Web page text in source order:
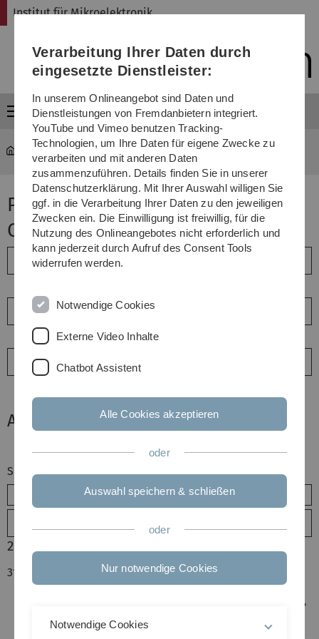
Direkt
Direkt
Direkt
(Sprache,
Drucken,
Media)
Direkt
Direkt
Institut für Mikroelektronik
Menü
... Prof. Dr.-Ing. M. Ortmanns
Publikationen - Prof. Dr.-Ing. M.
Ortmanns
Bücher
Patente
Artikel
Suchbegriff (alle Felder)
Erweiterte Suche
2019
317. Y. Luo, A. Jain, J. Wagner and M. Ortmanns
Referred Comparator Noise in SAR ADCs",IEEE
Transactions on Circuits and Systems II: Express Briefs,
Verarbeitung Ihrer Daten durch
eingesetzte Dienstleister:
In unserem Onlineangebot sind Daten und
Dienstleistungen von Fremdanbietern integriert.
YouTube und Vimeo benutzen Tracking-
Technologien, um Ihre Daten für eigene Zwecke zu
verarbeiten und mit anderen Daten
zusammenzuführen. Details finden Sie in unserer
Datenschutzerklärung. Mit Ihrer Auswahl willigen Sie
ggf. in die Verarbeitung Ihrer Daten zu den jeweiligen
Zwecken ein. Die Einwilligung ist freiwillig, für die
Nutzung des Onlineangebotes nicht erforderlich und
kann jederzeit durch Aufruf des Consent Tools
widerrufen werden.
Notwendige Cookies
Externe Video Inhalte
Chatbot Assistent
Alle Cookies akzeptieren
oder
Auswahl speichern & schließen
oder
Nur notwendige Cookies
Notwendige Cookies